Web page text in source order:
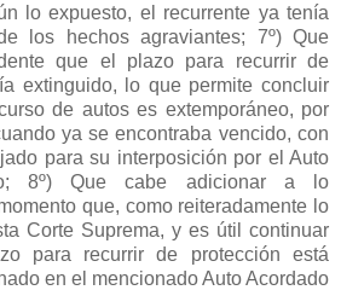
lo expuesto, el recurrente ya tenía
los hechos agraviantes; 7º) Que
que el plazo para recurrir de
extinguido, lo que permite concluir
de autos es extemporáneo, por
ya se encontraba vencido, con
para su interposición por el Auto
8º) Que cabe adicionar a lo
que, como reiteradamente lo
Corte Suprema, y es útil continuar
para recurrir de protección está
en el mencionado Auto Acordado